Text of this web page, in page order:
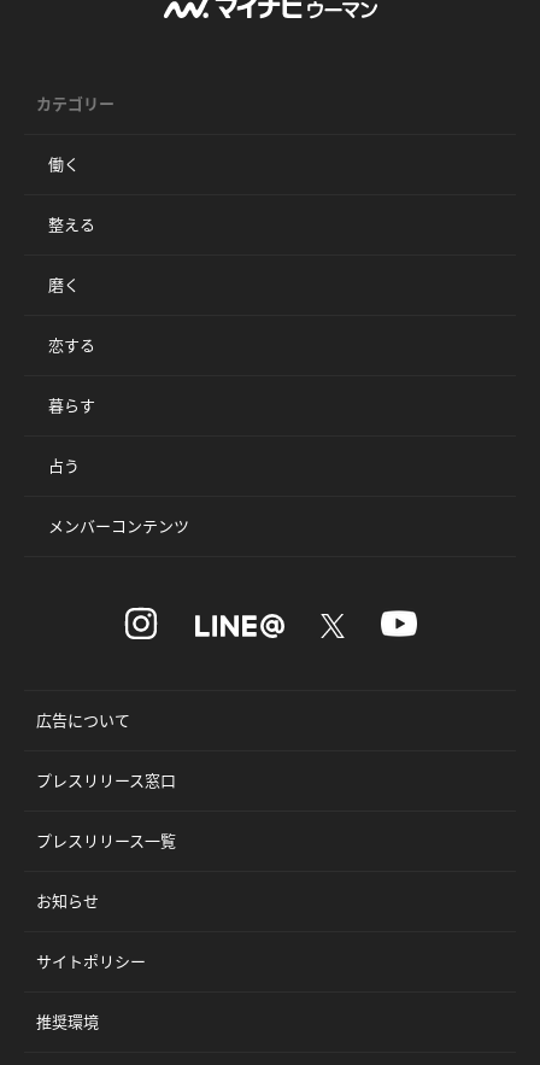
カテゴリー
働く
整える
磨く
恋する
暮らす
占う
メンバーコンテンツ
広告について
プレスリリース窓口
プレスリリース一覧
お知らせ
サイトポリシー
推奨環境